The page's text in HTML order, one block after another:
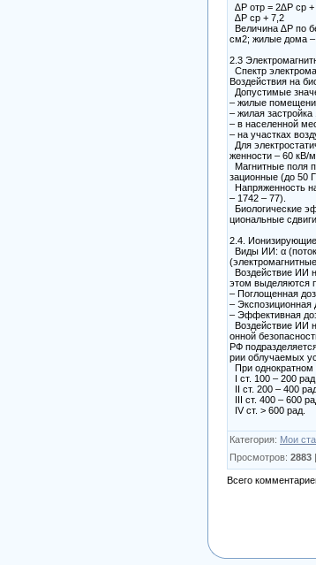
∆Р отр = 2∆Р ср
∆Р ср + 7,2
Величина ∆Р по
см2; жилые дома
2.3
Спектр
Воздействия на
Допустимые
– жилые
– жилая застройка
– в населенной
– на участках
Для
женности – 60 кВ/м.
Магнитные поля
зационные (до 50
Напряженность
– 1742 – 77).
Биологические
циональные
2.4.
Виды ИИ: α
Воздействие ИИ
этом выделяются
– Поглощенная
– Экспозиционная
– Эффективная
Воздействие ИИ
онной
РФ
рии облучаемых
При однократном
I ст. 100 – 200 рад;
II ст. 200 – 400
III ст. 400 – 600
IV ст. > 600 рад.
Категория: Мои
Просмотров: 2883 |
Всего